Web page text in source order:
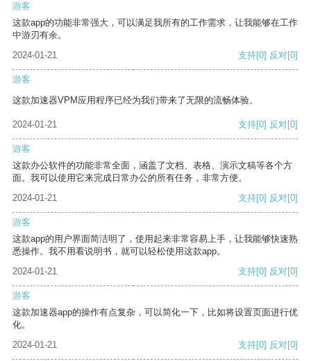
游客
这款app的功能非常强大，可以满足我所有的工作需求，让我能够在工作
中游刃有余。
2024-01-21
支持[0] 反对[0]
游客
这款加速器VPM应用程序已经为我们带来了无限的流畅体验。
2024-01-21 支持[0] 反对[0]
游客
这款办公软件的功能非常全面，涵盖了文档、表格、演示文稿等各个方
面。我可以使用它来完成日常办公的所有任务，非常方便。
2024-01-21
支持[0] 反对[0]
游客
这款app的用户界面简洁明了，使用起来非常容易上手，让我能够快速熟
悉操作。我不用看说明书，就可以轻松使用这款app。
2024-01-21
支持[0] 反对[0]
游客
这款加速器app的操作有点复杂，可以简化一下，比如将设置页面进行优
化。
2024-01-21
支持[0] 反对[0]